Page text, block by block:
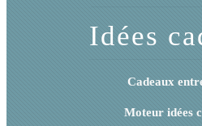
Idées
Cadeaux
Moteur idées